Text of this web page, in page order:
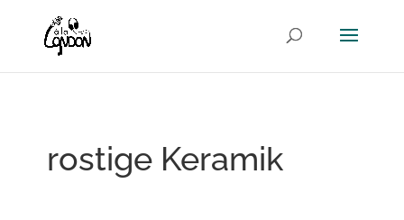
rostige Keramik